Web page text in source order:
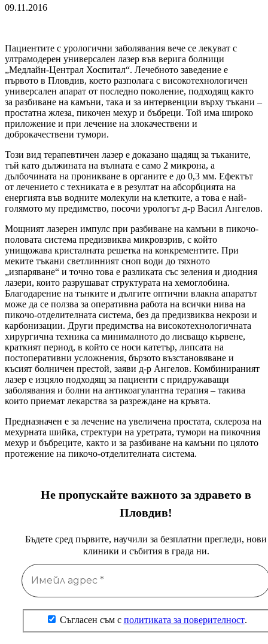
09.11.2016
Пациентите с урологични заболявания вече се лекуват с
ултрамодерен универсален лазер във верига болници
„Медлайн-Централ Хоспитал“. Лечебното заведение е
първото в Пловдив, което разполага с високотехнологичен
универсален апарат от последно поколение, подходящ както
за разбиване на камъни, така и за интервенции върху тъкани –
простатна жлеза, пикочен мехур и бъбреци. Той има широко
приложение и при лечение на злокачествени и
доброкачествени тумори.
Този вид терапевтичен лазер е доказано щадящ за тъканите,
тъй като дължината на вълната е само 2 микрона, а
дълбочината на проникване в органите е до 0,3 мм. Ефектът
от лечението с техниката е в резултат на абсорбцията на
енергията във водните молекули на клетките, а това е най-
голямото му предимство, посочи урологът д-р Васил Ангелов.
Мощният лазерен импулс при разбиване на камъни в пикочо-
половата система предизвиква микровзрив, с който
унищожава кристалната решетка на конкрементите. При
меките тъкани светлинният сноп води до тяхното
„изпаряване“ и точно това е разликата със зеления и диодния
лазери, които разрушават структурата на хемоглобина.
Благодарение на тънките и дългите оптични влакна апаратът
може да се ползва за оперативна работа на всички нива на
пикочо-отделителната система, без да предизвиква некрози и
карбонизации. Други предимства на високотехнологичната
хирургична техника са минималното до лисващо кървене,
краткият период, в който се носи катетър, липсата на
постоперативни усложнения, бързото възстановяване и
късият болничен престой, заяви д-р Ангелов. Комбинираният
лазер е изцяло подходящ за пациенти с придружаващи
заболявания и болни на антикоагулантна терапия – такива
които приемат лекарства за разреждане на кръвта.
Предназначен е за лечение на увеличена простата, склероза на
мехурната шийка, стректури на уретрата, тумори на пикочния
мехур и бъбреците, както и за разбиване на камъни по цялото
протежение на пикочо-отделителната система.
Не пропускайте важното за здравето в
Пловдив!
Бъдете сред първите, научили за безплатни прегледи, нови
клиники и събития в града ни.
Съгласен съм с политиката за поверителност.